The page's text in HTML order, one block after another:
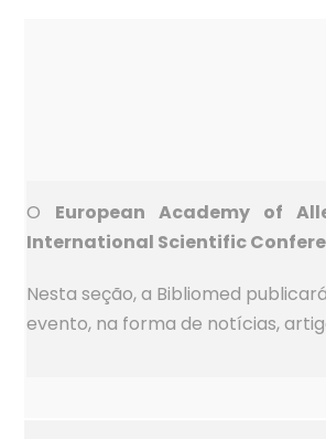
O European Academy of
International Scientific
Nesta seção, a Bibliomed
evento, na forma de notícias,